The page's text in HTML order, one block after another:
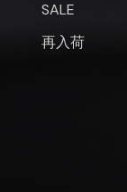
SALE
再入荷